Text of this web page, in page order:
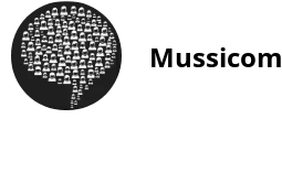
Mussicom